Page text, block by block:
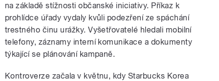
na základě stížnosti občanské iniciativy. Příkaz k
prohlídce úřady vydaly kvůli podezření ze spáchání
trestného činu urážky. Vyšetřovatelé hledali mobilní
telefony, záznamy interní komunikace a dokumenty
týkající se plánování kampaně.
Kontroverze začala v květnu, kdy Starbucks Korea